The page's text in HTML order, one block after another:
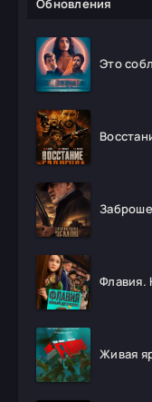
Обновления
Это
Флавия.
Живая